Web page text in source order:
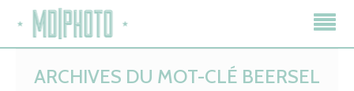
ARCHIVES DU MOT-CLÉ BEERSEL